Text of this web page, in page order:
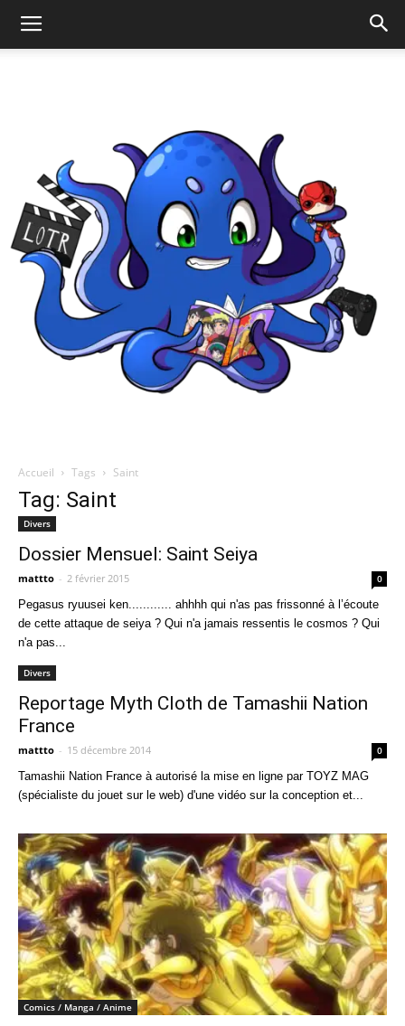
Accueil Tags Saint
Tag: Saint
Divers
Dossier Mensuel: Saint Seiya
mattto - 2 février 2015 0
Pegasus ryuusei ken............ ahhhh qui n'as pas frissonné à l’écoute
de cette attaque de seiya ? Qui n'a jamais ressentis le cosmos ? Qui
n'a pas...
Divers
Reportage Myth Cloth de Tamashii Nation
France
mattto - 15 décembre 2014 0
Tamashii Nation France à autorisé la mise en ligne par TOYZ MAG
(spécialiste du jouet sur le web) d'une vidéo sur la conception et...
Comics / Manga / Anime